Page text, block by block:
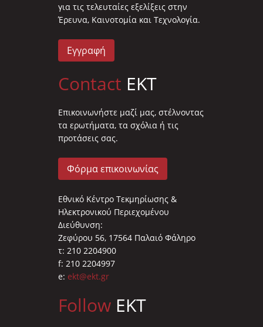
για τις τελευταίες εξελίξεις στην
Έρευνα, Καινοτομία και Τεχνολογία.
Εγγραφή
Contact EKT
Επικοινωνήστε μαζί μας, στέλνοντας
τα ερωτήματα, τα σχόλια ή τις
προτάσεις σας.
Φόρμα επικοινωνίας
Εθνικό Κέντρο Τεκμηρίωσης &
Ηλεκτρονικού Περιεχομένου
Διεύθυνση:
Ζεφύρου 56, 17564 Παλαιό Φάληρο
τ: 210 2204900
f: 210 2204997
e: ekt@ekt.gr
Follow EKT